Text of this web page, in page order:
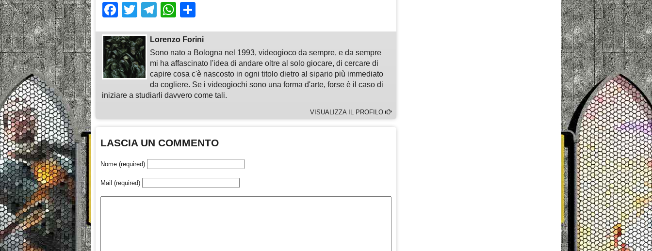
Facebook
TwitterTelegram
WhatsApp
Lorenzo Forini
Sono nato a Bologna nel 1993, videogioco da sempre, e da sempre
mi ha affascinato l'idea di andare oltre al solo giocare, di cercare di
capire cosa c'è nascosto in ogni titolo dietro al sipario più immediato
da cogliere. Se i videogiochi sono una forma d'arte, forse è il caso di
iniziare a studiarli davvero come tali.
VISUALIZZA IL PROFILO
LASCIA UN COMMENTO
Nome (required)
Mail (required)